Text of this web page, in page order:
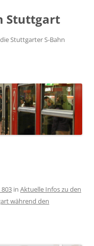
Stuttgart
Stuttgarter S-Bahn
803 in Aktuelle Infos zu den
während den